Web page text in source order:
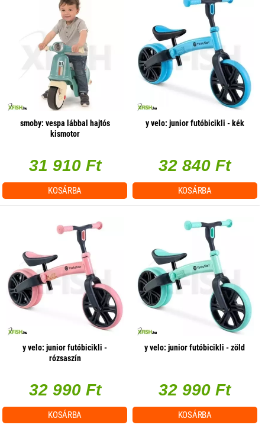
smoby: vespa lábbal hajtós
kismotor
31 910 Ft
KOSÁRBA
y velo: junior futóbicikli - kék
32 840 Ft
KOSÁRBA
y velo: junior futóbicikli -
rózsaszín
32 990 Ft
KOSÁRBA
y velo: junior futóbicikli - zöld
32 990 Ft
KOSÁRBA